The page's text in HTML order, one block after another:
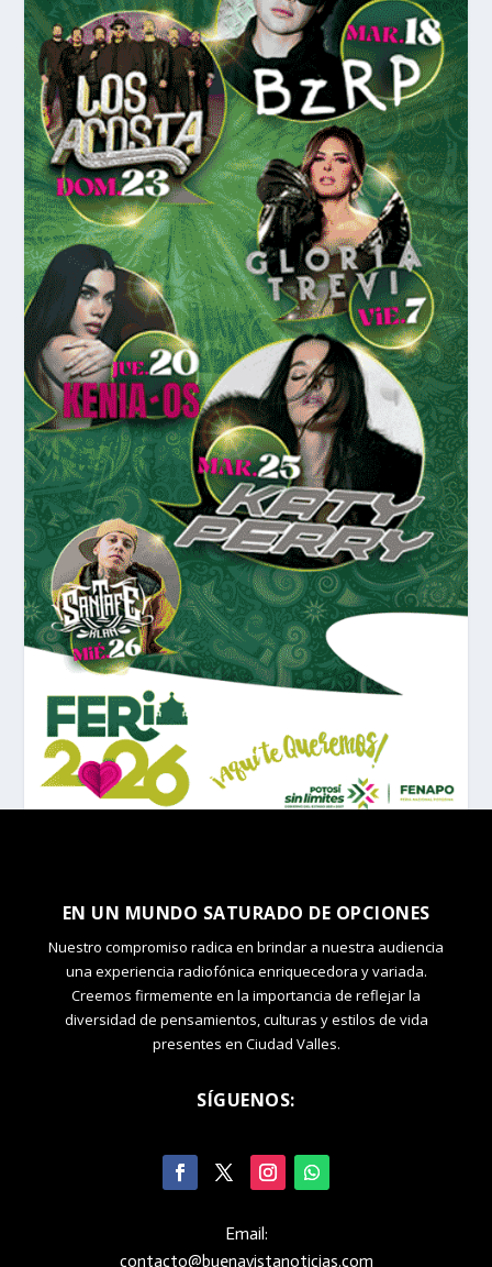
EN UN MUNDO SATURADO DE OPCIONES
Nuestro compromiso radica en brindar a nuestra audiencia
una experiencia radiofónica enriquecedora y variada.
Creemos firmemente en la importancia de reflejar la
diversidad de pensamientos, culturas y estilos de vida
presentes en Ciudad Valles.
SÍGUENOS:
Email:
contacto@buenavistanoticias.com